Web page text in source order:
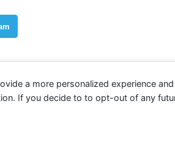
a more personalized experience
If you decide to to opt-out of any